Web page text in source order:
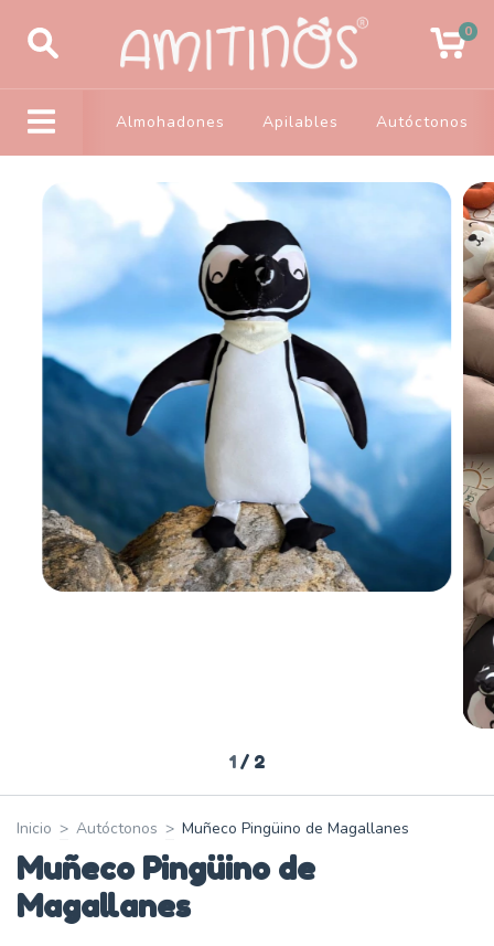
0
Almohadones Apilables Autóctonos
1 / 2
Inicio > Autóctonos > Muñeco Pingüino de Magallanes
Muñeco Pingüino de
Magallanes